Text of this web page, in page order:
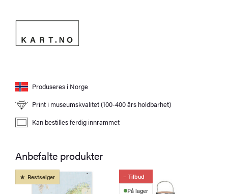
Produseres i Norge
Print i museumskvalitet (100-400 års holdbarhet)
Kan bestilles ferdig innrammet
Anbefalte produkter
Bestselger
Tilbud
På lager